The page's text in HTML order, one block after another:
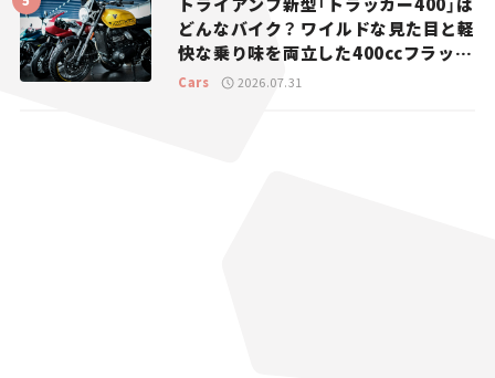
どんなバイク？ ワイルドな見た目と軽
快な乗り味を両立した400ccフラット
トラッカー【試乗レビュー】
Cars 2026.07.31